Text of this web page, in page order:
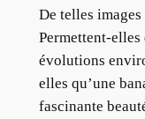
De telles
Permettent-elles
évolutions
elles qu’une
fascinante